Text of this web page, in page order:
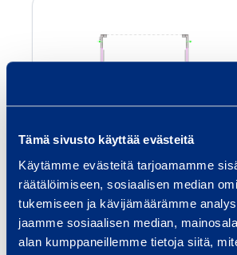
Tämä sivusto käyttää evästeitä
Käytämme evästeitä tarjoamamme
räätälöimiseen, sosiaalisen median
tukemiseen ja kävijämäärämme
jaamme sosiaalisen median,
alan kumppaneillemme tietoja siitä,
i
i
,
2
-
s
RamiWide, 2-sein.
perus­yksikkö
RMF FFA20
Pituus: 7,25 m